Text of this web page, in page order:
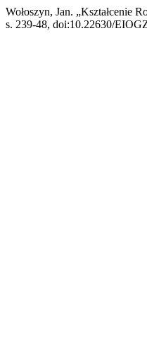
Wołoszyn, Jan. „Kształcenie
s. 239-48, doi:10.22630/